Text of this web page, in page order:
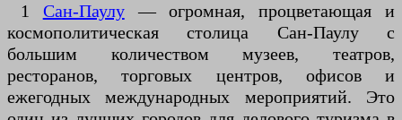
1 Сан-Паулу— огромная, процветающая и
космополитическая столица Сан-Паулу с
большим количеством музеев, театров,
ресторанов, торговых центров, офисов и
ежегодных международных мероприятий. Это